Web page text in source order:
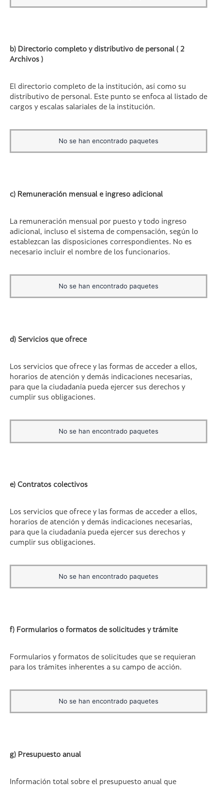
b) Directorio completo y distributivo de personal ( 2
Archivos )
El directorio completo de la institución, así como su
distributivo de personal. Este punto se enfoca al listado de
cargos y escalas salariales de la institución.
No se han encontrado paquetes
c) Remuneración mensual e ingreso adicional
La remuneración mensual por puesto y todo ingreso
adicional, incluso el sistema de compensación, según lo
establezcan las disposiciones correspondientes. No es
necesario incluir el nombre de los funcionarios.
No se han encontrado paquetes
d) Servicios que ofrece
Los servicios que ofrece y las formas de acceder a ellos,
horarios de atención y demás indicaciones necesarias,
para que la ciudadanía pueda ejercer sus derechos y
cumplir sus obligaciones.
No se han encontrado paquetes
e) Contratos colectivos
Los servicios que ofrece y las formas de acceder a ellos,
horarios de atención y demás indicaciones necesarias,
para que la ciudadanía pueda ejercer sus derechos y
cumplir sus obligaciones.
No se han encontrado paquetes
f) Formularios o formatos de solicitudes y trámite
Formularios y formatos de solicitudes que se requieran
para los trámites inherentes a su campo de acción.
No se han encontrado paquetes
g) Presupuesto anual
Información total sobre el presupuesto anual que